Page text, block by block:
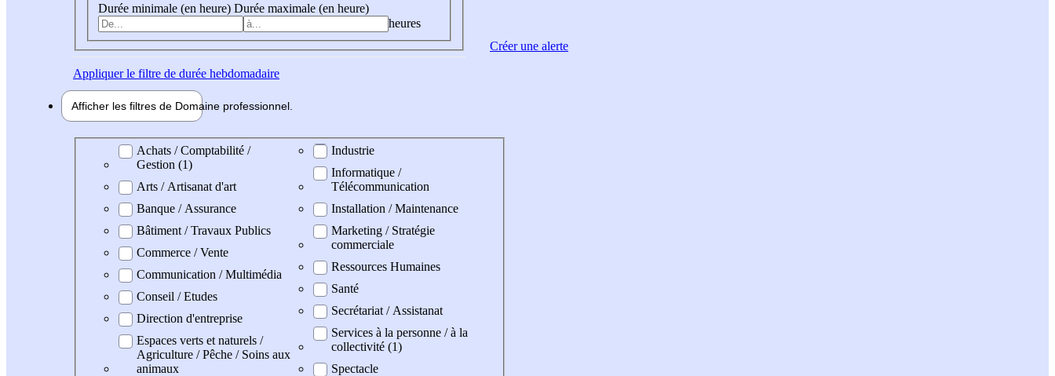
Durée minimale (en heure) Durée maximale (en heure)
heures
Appliquerle filtre de durée hebdomadaire
Afficher les filtres de Domaine professionnel
Domaine professionel
Achats / Comptabilité /
Gestion (1)
Arts / Artisanat d'art
Banque / Assurance
Bâtiment / Travaux Publics
Commerce / Vente
Communication / Multimédia
Conseil / Etudes
Direction d'entreprise
Espaces verts et naturels /
Agriculture / Pêche / Soins aux
animaux
Industrie
Informatique /
Télécommunication
Installation / Maintenance
Marketing / Stratégie
commerciale
Ressources Humaines
Santé
Secrétariat / Assistanat
Services à la personne / à la
collectivité (1)
Spectacle
Créer une alerte